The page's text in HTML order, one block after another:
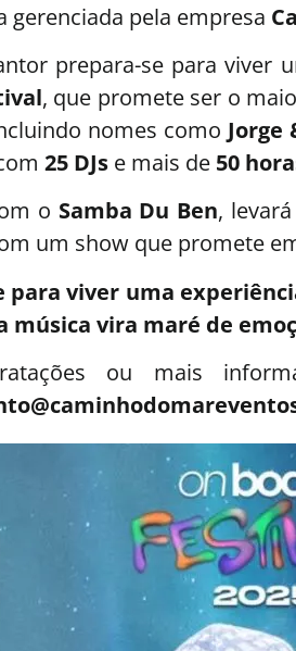
gerenciada pela empresa
prepara-se para viver
, que promete ser o
nomes como Jorge
25 DJs e mais de 50
o Samba Du Ben,
um show que promete
para viver uma
música vira maré de
ou mais